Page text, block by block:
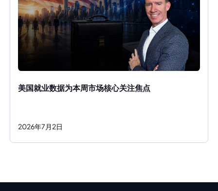
美国就业数据为本周市场核心关注焦点
2026年7 月 2日